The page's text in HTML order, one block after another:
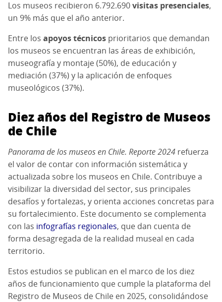
Los museos recibieron 6.792.690visitas presenciales,
un 9% más que el año anterior.
Entre los apoyos técnicos prioritarios que demandan
los museos se encuentran las áreas de exhibición,
museografía y montaje (50%), de educación y
mediación (37%) y la aplicación de enfoques
museológicos (37%).
Diez años del Registro de Museos
de Chile
Panorama de los museos en Chile. Reporte 2024 refuerza
el valor de contar con información sistemática y
actualizada sobre los museos en Chile. Contribuye a
visibilizar la diversidad del sector, sus principales
desafíos y fortalezas, y orienta acciones concretas para
su fortalecimiento. Este documento se complementa
con las infografías regionales, que dan cuenta de
forma desagregada de la realidad museal en cada
territorio.
Estos estudios se publican en el marco de los diez
años de funcionamiento que cumple la plataforma del
Registro de Museos de Chile en 2025, consolidándose